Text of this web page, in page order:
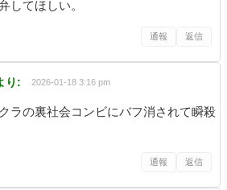
してほしい。
通報 返信
り: 2026-01-18 3:16 pm
ラの裏社会コンビにバフ消されて瞬殺
通報 返信